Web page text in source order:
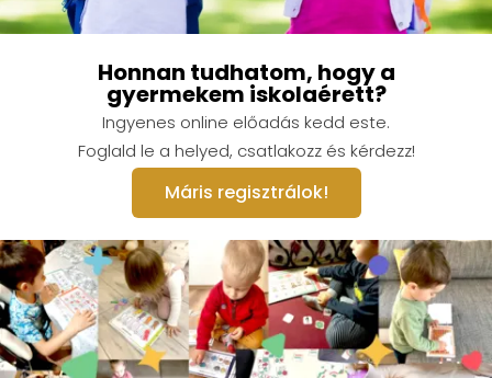
Honnan tudhatom, hogy a
gyermekem iskolaérett?
Ingyenes online előadás kedd este.
Foglald le a helyed, csatlakozz és kérdezz!
Máris regisztrálok!